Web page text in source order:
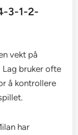
3-1-2-
vekt på
bruker ofte
å kontrollere
har